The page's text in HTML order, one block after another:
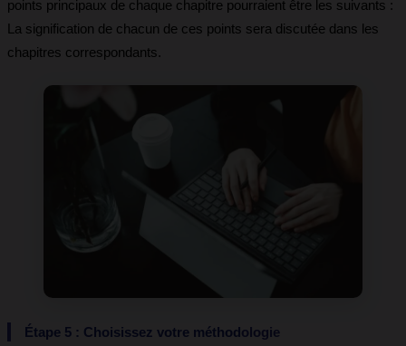
points principaux de chaque chapitre pourraient être les suivants :
La signification de chacun de ces points sera discutée dans les
chapitres correspondants.
Étape 5 : Choisissez votre méthodologie